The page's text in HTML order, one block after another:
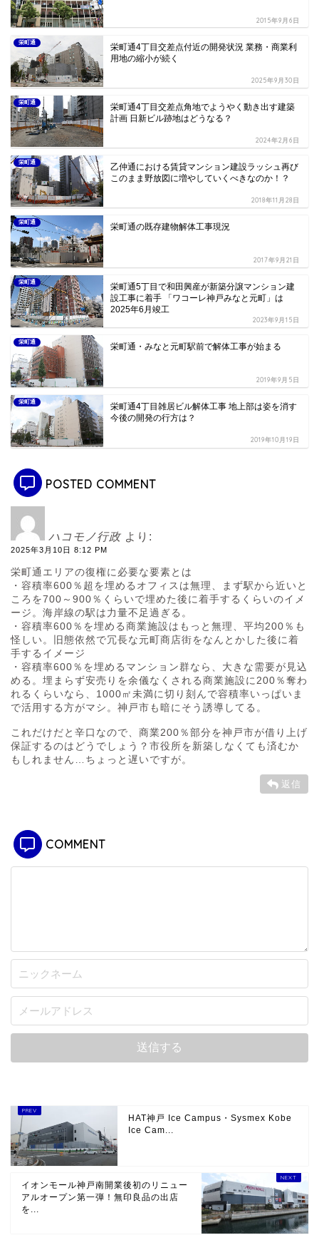
2015年9月6日
栄町通
栄町通4丁目交差点付近の開発状況 業務・商業利
用地の縮小が続く
2025年9月30日
栄町通
栄町通4丁目交差点角地でようやく動き出す建築
計画 日新ビル跡地はどうなる？
2024年2月6日
栄町通
乙仲通における賃貸マンション建設ラッシュ再び
このまま野放図に増やしていくべきなのか！？
2018年11月28日
栄町通 栄町通の既存建物解体工事現況
2017年9月21日
栄町通
栄町通5丁目で和田興産が新築分譲マンション建
設工事に着手 「ワコーレ神戸みなと元町」は
2025年6月竣工
2023年9月15日
栄町通 栄町通・みなと元町駅前で解体工事が始まる
2019年9月5日
栄町通
栄町通4丁目雑居ビル解体工事 地上部は姿を消す
今後の開発の行方は？
2019年10月19日
POSTED COMMENT
ハコモノ行政 より:
2025年3月10日 8:12 PM
栄町通エリアの復権に必要な要素とは
・容積率600％超を埋めるオフィスは無理、まず駅から近いと
ころを700～900％くらいで埋めた後に着手するくらいのイメ
ージ。海岸線の駅は力量不足過ぎる。
・容積率600％を埋める商業施設はもっと無理、平均200％も
怪しい。旧態依然で冗長な元町商店街をなんとかした後に着
手するイメージ
・容積率600％を埋めるマンション群なら、大きな需要が見込
める。埋まらず安売りを余儀なくされる商業施設に200％奪わ
れるくらいなら、1000㎡未満に切り刻んで容積率いっぱいま
で活用する方がマシ。神戸市も暗にそう誘導してる。
これだけだと辛口なので、商業200％部分を神戸市が借り上げ
保証するのはどうでしょう？市役所を新築しなくても済むか
もしれません…ちょっと遅いですが。
返信
COMMENT
HAT神戸 Ice Campus・Sysmex Kobe
Ice Cam...
イオンモール神戸南開業後初のリニュー
アルオープン第一弾！無印良品の出店
を...